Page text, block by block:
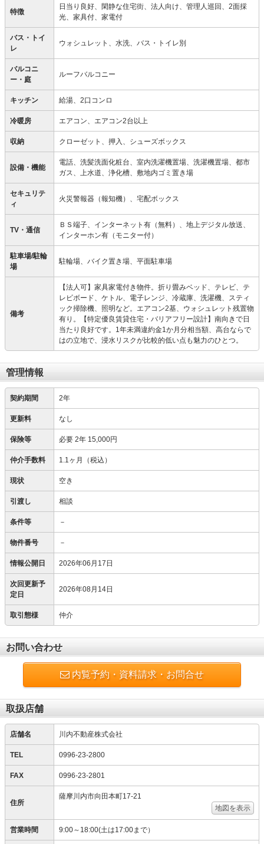
特徴
日当り良好、閑静な住宅街、法人向け、管理人巡回、2面採
光、家具付、家電付
バス・トイ
レ
ウォシュレット、水洗、バス・トイレ別
バルコニ
ー・庭
ルーフバルコニー
キッチン 給湯、2口コンロ
冷暖房 エアコン、エアコン2台以上
収納 クローゼット、押入、シューズボックス
設備・機能
電話、洗髪洗面化粧台、室内洗濯機置場、洗濯機置場、都市
ガス、上水道、浄化槽、敷地内ゴミ置き場
セキュリテ
ィ
火災警報器（報知機）、宅配ボックス
TV・通信
ＢＳ端子、インターネット有（無料）、地上デジタル放送、
インターホン有（モニター付）
駐車場/駐輪
場
駐輪場、バイク置き場、平面駐車場
備考
【法人可】家具家電付き物件。折り畳みベッド、テレビ、テ
レビボード、ケトル、電子レンジ、冷蔵庫、洗濯機、スティ
ック掃除機、照明など。エアコン2基、ウォシュレット残置物
有り。【特定優良賃貸住宅・バリアフリー設計】南向きで日
当たり良好です。1年未満違約金1か月分相当額、高台ならで
はの立地で、浸水リスクが比較的低い点も魅力のひとつ。
管理情報
契約期間 2年
更新料 なし
保険等 必要 2年 15,000円
仲介手数料 1.1ヶ月（税込）
現状 空き
引渡し 相談
条件等 －
物件番号 －
情報公開日 2026年06月17日
次回更新予
定日
2026年08月14日
取引態様 仲介
お問い合わせ
内覧予約・資料請求・お問合せ
取扱店舗
店舗名 川内不動産株式会社
TEL 0996-23-2800
FAX 0996-23-2801
住所
薩摩川内市向田本町17-21
地図を表示
営業時間 9:00～18:00(土は17:00まで）